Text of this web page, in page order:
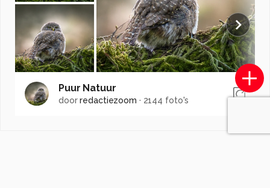
Puur Natuur
doorredactiezoom · 2144 foto's